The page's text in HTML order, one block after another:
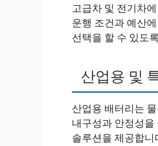
고급차 및 전기차
운행 조건과 예산
선택을 할 수 있도
산업용 및
산업용 배터리는
내구성과 안정성을
솔루션을 제공합니